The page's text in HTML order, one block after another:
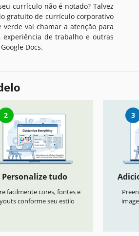
currículo não é notado? Talvez
gratuito de currículo corporativo
vai chamar a atenção para
de trabalho e outras
Docs.
2
Personalize tudo
facilmente cores, fontes e
conforme seu estilo
3